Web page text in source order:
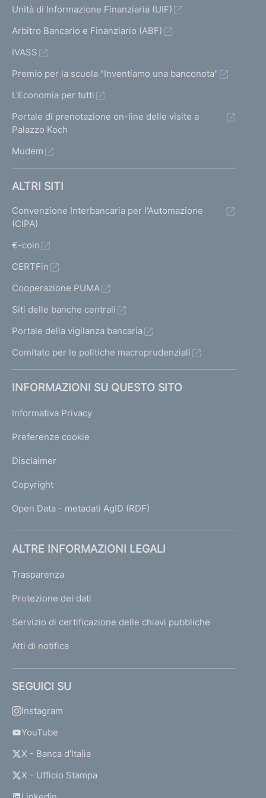
Unità di Informazione Finanziaria (UIF)
Arbitro Bancario e Finanziario (ABF)
IVASS
Premio per la scuola "Inventiamo una banconota"
L'Economia per tutti
Portale di prenotazione on-line delle visite a
Palazzo Koch
Mudem
ALTRI SITI
Convenzione Interbancaria per l'Automazione
(CIPA)
€-coin
CERTFin
Cooperazione PUMA
Siti delle banche centrali
Portale della vigilanza bancaria
Comitato per le politiche macroprudenziali
INFORMAZIONI SU QUESTO SITO
Informativa Privacy
Preferenze cookie
Disclaimer
Copyright
Open Data - metadati AgID (RDF)
ALTRE INFORMAZIONI LEGALI
Trasparenza
Protezione dei dati
Servizio di certificazione delle chiavi pubbliche
Atti di notifica
SEGUICI SU
Instagram
YouTube
X - Banca d’Italia
X - Ufficio Stampa